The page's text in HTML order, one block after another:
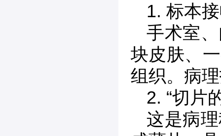
1. 标本
手术室
块皮肤、
组织。病
2. “切片
这是病